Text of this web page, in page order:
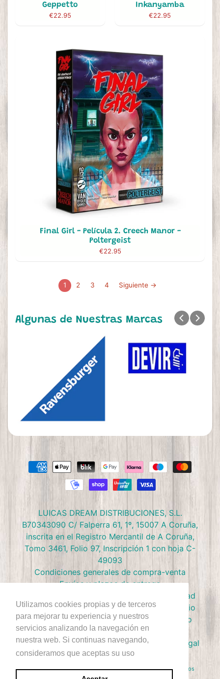
Utilizamos cookies propias y de terceros
para mejorar tu experiencia y nuestros
servicios analizando la navegación en
nuestra web. Si continuas navegando,
consideramos que aceptas su uso
Geppetto
€22.95
Inkanyamba
€22.95
Final Girl - Película 2. Creech Manor -
Poltergeist
€22.95
1 2 3 4 Siguiente →
Algunas de Nuestras Marcas
LUICAS DREAM DISTRIBUCIONES, S.L.
B70343090 C/ Falperra 61, 1º, 15007 A Coruña,
inscrita en el Registro Mercantil de A Coruña,
Tomo 3461, Folio 97, Inscripción 1 con hoja C-
49093
Condiciones generales de compra-venta
Envíos y plazos de entrega
Política de privacidad
Política de devolución
Términos de Servicio
Política de Cookies
Política de reembolso
Condiciones Club Doctor Panush
Ejercer derecho de desestimiento
Aviso Legal
Derecho de Autor © 2026Doctor Panush. Reservados todos los
derechos.